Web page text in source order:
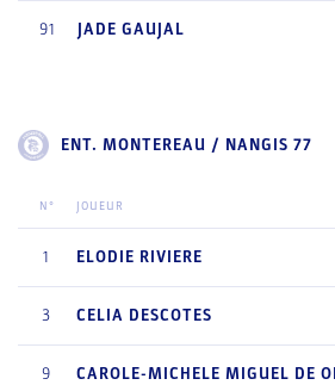
91 JADE GAUJAL
ENT. MONTEREAU / NANGIS 77
N° JOUEUR
1 ELODIE RIVIERE
3 CELIA DESCOTES
9 CAROLE-MICHELE MIGUEL DE